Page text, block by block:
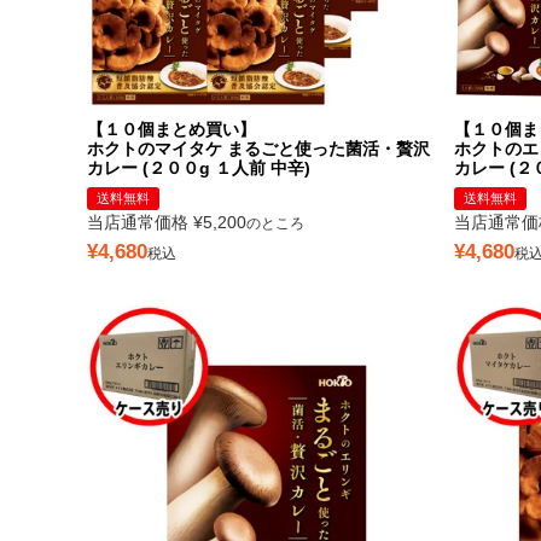
【１０個まとめ買い】
ホクトのマイタケ まるごと使った菌活・贅沢
カレー (２００g １人前 中辛)
送料無料
当店通常価格 ¥5,200のところ
¥4,680税込
【１０個
ホクトの
カレー (２
送料無料
当店通常
¥4,680税